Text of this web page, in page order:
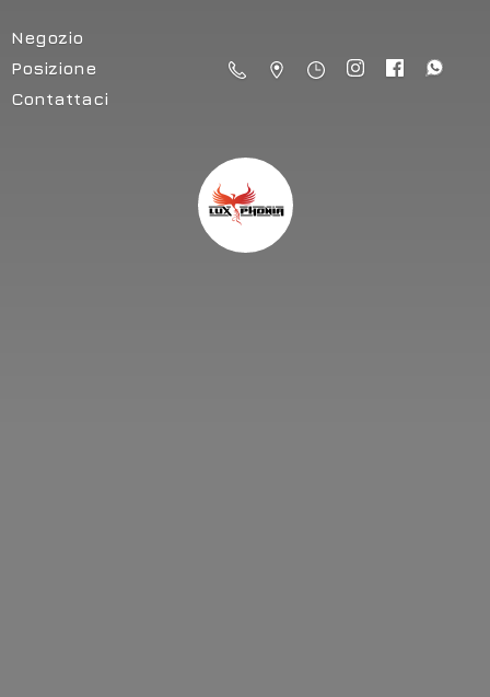
Negozio
Posizione
Contattaci